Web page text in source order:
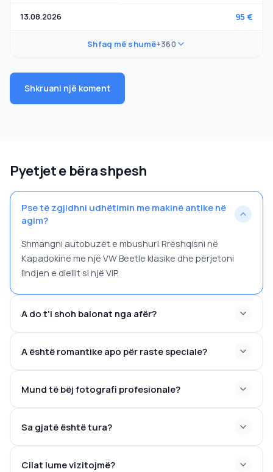
13.08.2026 95 €
Shfaq më shumë+360
Shkruani një koment
Pyetjet e bëra shpesh
Pse të zgjidhni udhëtimin me makinë antike në
agim?
Shmangni autobuzët e mbushur! Rrëshqisni në
Kapadokinë me një VW Beetle klasike dhe përjetoni
lindjen e diellit si një VIP.
A do t'i shoh balonat nga afër?
A është romantike apo për raste speciale?
Mund të bëj fotografi profesionale?
Sa gjatë është tura?
Cilat lume vizitojmë?